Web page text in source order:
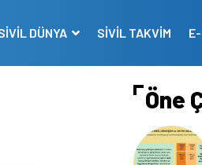
DÜNYA SİVİL TAKVİM
Öne